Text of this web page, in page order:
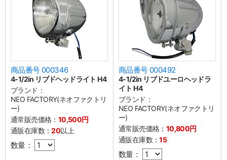
商品番号 000346
4-1/2in リブドヘッドライト H4
ブランド：
NEO FACTORY(ネオファクトリ
ー)
通常販売価格： 10,500円
通販在庫数：20以上
数量：
商品番号 000492
4-1/2in リブドユーロヘッドラ
イト H4
ブランド：
NEO FACTORY(ネオファクトリ
ー)
通常販売価格： 10,800円
通販在庫数：15
数量：